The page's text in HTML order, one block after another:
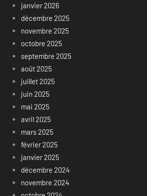
janvier 2026
décembre 2025
novembre 2025
octobre 2025
septembre 2025
août 2025
juillet 2025
juin 2025
mai 2025
avril 2025
mars 2025
février 2025
janvier 2025
décembre 2024
novembre 2024